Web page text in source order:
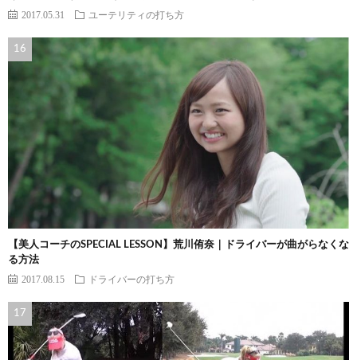
2017.05.31 ユーテリティの打ち方
【美人コーチのSPECIAL LESSON】荒川侑奈｜ドライバーが曲がらなくな
る方法
2017.08.15 ドライバーの打ち方